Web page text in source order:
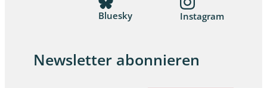
Bluesky Instagram
Newsletter abonnieren